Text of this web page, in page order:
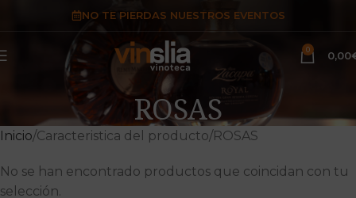
NO TE PIERDAS NUESTROS EVENTOS
0 0,00
ROSAS
Inicio Caracteristica del producto ROSAS
No se han encontrado productos que coincidan con tu
selección.